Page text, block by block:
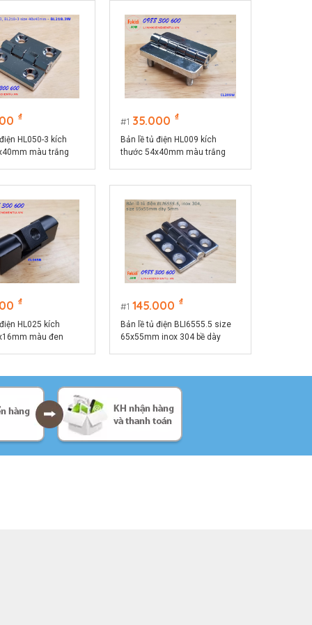
₫
HL050-3 kích
màu trắng
1 35.000 ₫
Bản lề tủ điện HL009 kích
thước 54x40mm màu trắng
₫
HL025 kích
màu đen
1 145.000 ₫
Bản lề tủ điện BLI6555.5 size
65x55mm inox 304 bề dày